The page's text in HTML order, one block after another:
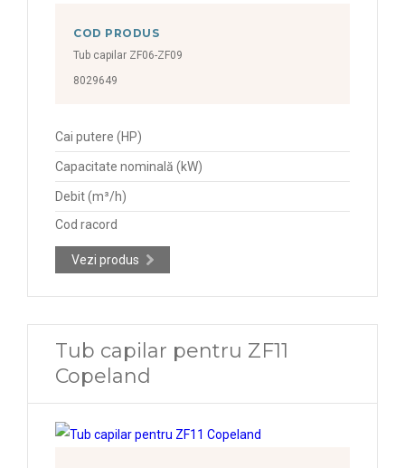
COD PRODUS
Tub capilar ZF06-ZF09
8029649
Cai putere (HP)
Capacitate nominală (kW)
Debit (m³/h)
Cod racord
Vezi produs
Tub capilar pentru ZF11
Copeland